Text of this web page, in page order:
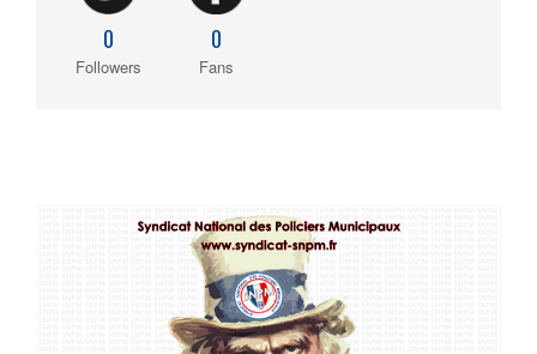
0
Followers
0
Fans